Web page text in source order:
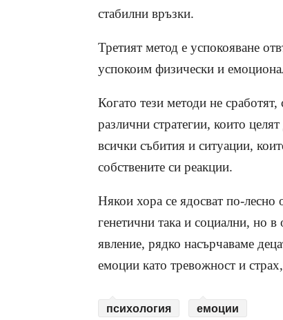
стабилни връзки.
Третият метод е успокояване
успокоим физически и
Когато тези методи не
различни стратегии, които
всички събития и ситуации,
собствените си реакции.
Някои хора се ядосват по-
генетични така и социални, но в
явление, рядко насърчаваме
емоции като тревожност и
психология емоции